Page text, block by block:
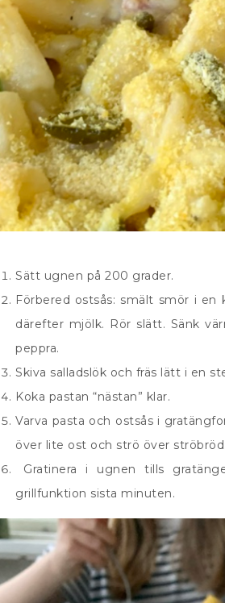
Sätt ugnen på 200 grader.
Förbered ostsås: smält smör i
därefter mjölk. Rör slätt. Sänk
peppra.
Skiva salladslök och fräs lätt i en
Koka pastan “nästan” klar.
Varva pasta och ostsås i
över lite ost och strö över
Gratinera i ugnen tills
grillfunktion sista minuten.